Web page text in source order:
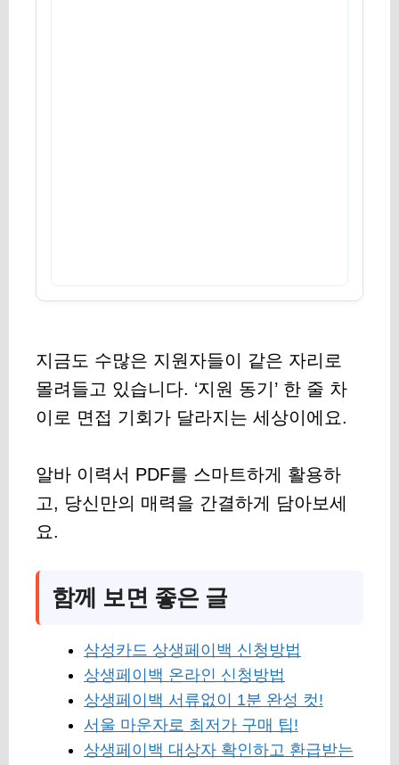
지금도 수많은 지원자들이 같은 자리로
몰려들고 있습니다. ‘지원 동기’ 한 줄 차
이로 면접 기회가 달라지는 세상이에요.
알바 이력서 PDF를 스마트하게 활용하
고, 당신만의 매력을 간결하게 담아보세
요.
함께 보면 좋은 글
삼성카드 상생페이백 신청방법
상생페이백 온라인 신청방법
상생페이백 서류없이 1분 완성 컷!
서울 마운자로 최저가 구매 팁!
상생페이백 대상자 확인하고 환급받는